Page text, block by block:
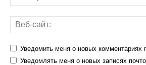
Уведомить меня о новых комментариях
Уведомлять меня о новых записях